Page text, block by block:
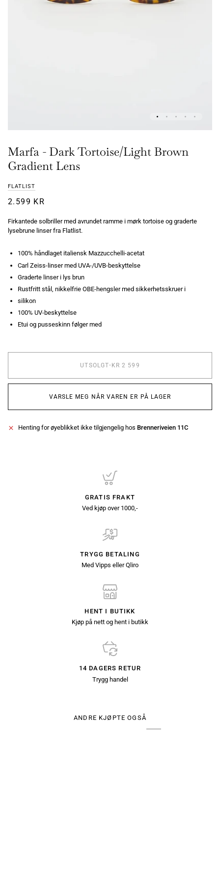
Marfa - Dark Tortoise/Light Brown
Gradient Lens
FLATLIST
2.599 KR
Firkantede solbriller med avrundet ramme i mørk tortoise og graderte
lysebrune linser fra Flatlist.
100% håndlaget italiensk Mazzucchelli-acetat
Carl Zeiss-linser med UVA-/UVB-beskyttelse
Graderte linser i lys brun
Rustfritt stål, nikkelfrie OBE-hengsler med sikkerhetsskruer i
silikon
100% UV-beskyttelse
Etui og pusseskinn følger med
UTSOLGT• KR 2 599
VARSLE MEG NÅR VAREN ER PÅ LAGER
Henting for øyeblikket ikke tilgjengelig hos Brenneriveien 11C
GRATIS FRAKT
Ved kjøp over 1000,-
TRYGG BETALING
Med Vipps eller Qliro
HENT I BUTIKK
Kjøp på nett og hent i butikk
14 DAGERS RETUR
Trygg handel
ANDRE KJØPTE OGSÅ